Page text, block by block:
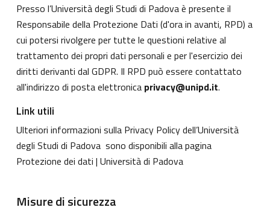
Presso l’Università degli Studi di Padova è presente il
Responsabile della Protezione Dati (d'ora in avanti, RPD) a
cui potersi rivolgere per tutte le questioni relative al
trattamento dei propri dati personali e per l'esercizio dei
diritti derivanti dal GDPR. Il RPD può essere contattato
all'indirizzo di posta elettronica privacy@unipd.it.
Link utili
Ulteriori informazioni sulla Privacy Policy dell’Università
degli Studi di Padova sono disponibili alla pagina
Protezione dei dati | Università di Padova
Misure di sicurezza